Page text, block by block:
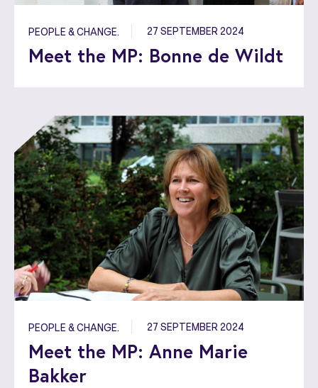
PEOPLE & CHANGE. 27 SEPTEMBER 2024
Meet the MP: Bonne de Wildt
PEOPLE & CHANGE. 27 SEPTEMBER 2024
Meet the MP: Anne Marie
Bakker